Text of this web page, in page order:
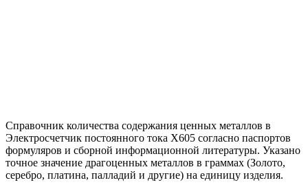
Справочник количества содержания ценных металлов в
Электросчетчик постоянного тока Х605 согласно паспортов
формуляров и сборной информационной литературы. Указано
точное значение драгоценных металлов в граммах (Золото,
серебро, платина, палладий и другие) на единицу изделия.